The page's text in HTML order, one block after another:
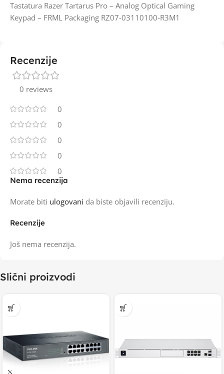
Tastatura Razer Tartarus Pro – Analog Optical Gaming
Keypad – FRML Packaging RZ07-03110100-R3M1
Recenzije
0 reviews
0
0
0
0
0
Recenzije
Još nema recenzija.
Nema recenzija
Morate biti ulogovani da biste objavili recenziju.
Slični proizvodi